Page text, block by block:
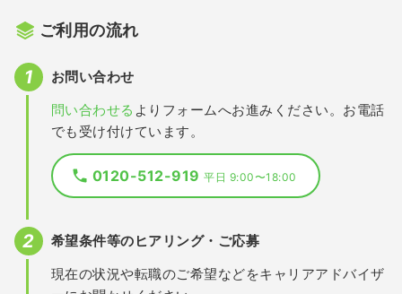
ご利用の流れ
お問い合わせ
問い合わせる よりフォームへお進みください。お電話
でも受け付けています。
0120-512-919平日 9:00〜18:00
希望条件等のヒアリング・ご応募
現在の状況や転職のご希望などをキャリアアドバイザ